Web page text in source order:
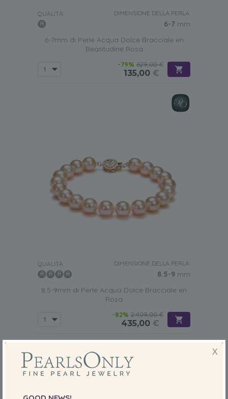
QUALITÀ: DIMENSIONE DELLA PERLA:
6-7 mm
6-7mm di Perle Acqua Dolce Bracciale en
Beatitudine Rosa
-79% 629,00 €
135,00 €
QUALITÀ: DIMENSIONE DELLA PERLA:
8.5-9 mm
8.5-9mm di Perle Acqua Dolce Bracciale en
Rosa
-82% 2.409,00 €
435,00 €
X